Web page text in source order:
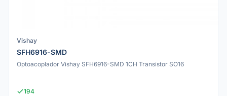
Vishay
SFH6916-SMD
Optoacoplador Vishay SFH6916-SMD 1CH Transistor SO16
194